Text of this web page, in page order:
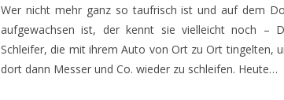
Wer nicht mehr ganz so taufrisch ist und auf dem
aufgewachsen ist, der kennt sie vielleicht noch –
Schleifer, die mit ihrem Auto von Ort zu Ort tingelten,
dort dann Messer und Co. wieder zu schleifen. Heute…